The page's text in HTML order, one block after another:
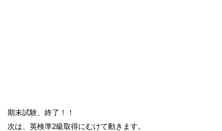
期末試験、終了！！
次は、英検準2級取得にむけて動きます。